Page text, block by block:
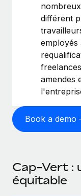
différent
employés
amendes
Book a demo
Cap-Vert :
équitable